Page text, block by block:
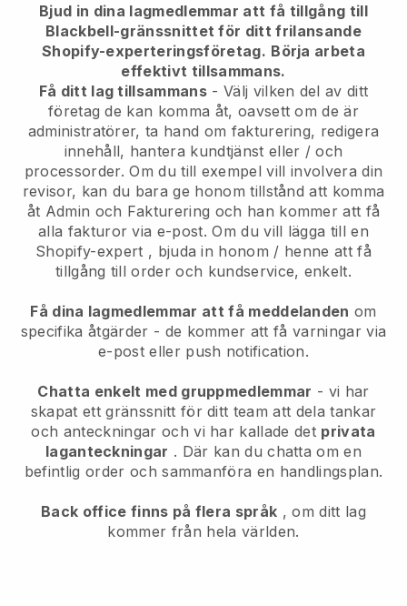
Bjud in dina lagmedlemmar att få tillgång till
Blackbell-gränssnittet för ditt frilansande
Shopify-experteringsföretag. Börja arbeta
effektivt tillsammans.
Få ditt lag tillsammans - Välj vilken del av ditt
företag de kan komma åt, oavsett om de är
administratörer, ta hand om fakturering, redigera
innehåll, hantera kundtjänst eller / och
processorder. Om du till exempel vill involvera din
revisor, kan du bara ge honom tillstånd att komma
åt Admin och Fakturering och han kommer att få
alla fakturor via e-post.Om du vill lägga till en
Shopify-expert , bjuda in honom / henne att få
tillgång till order och kundservice, enkelt.
Få dina lagmedlemmar att få meddelanden om
specifika åtgärder - de kommer att få varningar via
e-post eller push notification.
Chatta enkelt med gruppmedlemmar - vi har
skapat ett gränssnitt för ditt team att dela tankar
och anteckningar och vi har kallade det privata
laganteckningar . Där kan du chatta om en
befintlig order och sammanföra en handlingsplan.
Back office finns på flera språk , om ditt lag
kommer från hela världen.